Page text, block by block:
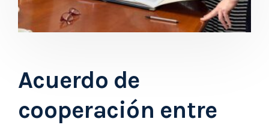
Acuerdo de
cooperación entre